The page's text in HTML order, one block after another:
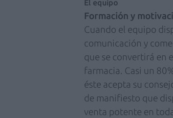
El equipo
Formación y
Cuando el equipo
comunicación y
que se convertirá en
farmacia. Casi un
éste acepta su
de manifiesto que
venta potente en